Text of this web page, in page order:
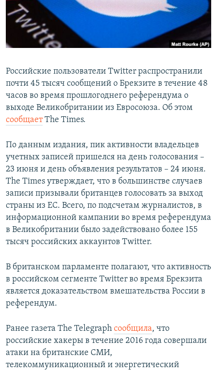
Российские пользователи Twitter распространили
почти 45 тысяч сообщений о Брекзите в течение 48
часов во время прошлогоднего референдума о
выходе Великобритании из Евросоюза. Об этом
сообщаетThe Times.
По данным издания, пик активности владельцев
учетных записей пришелся на день голосования –
23 июня и день объявления результатов – 24 июня.
The Times утверждает, что в большинстве случаев
записи призывали британцев голосовать за выход
страны из ЕС. Всего, по подсчетам журналистов, в
информационной кампании во время референдума
в Великобритании было задействовано более 155
тысяч российских аккаунтов Twitter.
В британском парламенте полагают, что активность
в российском сегменте Twitter во время Брекзита
является доказательством вмешательства России в
референдум.
Ранее газета The Telegraph сообщила, что
российские хакеры в течение 2016 года совершали
атаки на британские СМИ,
телекоммуникационный и энергетический